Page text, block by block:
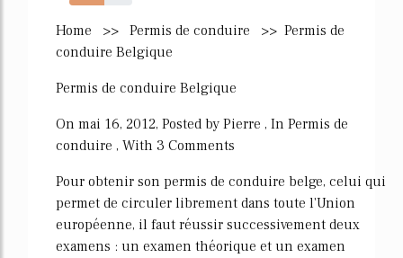
55%
Home >> Permis de conduire >> Permis de
conduire Belgique
Permis de conduire Belgique
On mai 16, 2012, Posted by Pierre , In Permis de
conduire , With 3 Comments
Pour obtenir son permis de conduire belge, celui qui
permet de circuler librement dans toute l'Union
européenne, il faut réussir successivement deux
examens : un examen théorique et un examen